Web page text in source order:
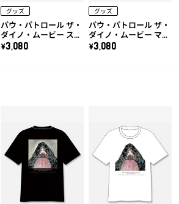
グッズ
パウ・パトロール ザ・
ダイノ・ムービー スカ
イ ダイノジェット(プ
\3,080
グッズ
パウ・パトロール ザ・
ダイノ・ムービー マー
シャル ダイノファイヤ
\3,080